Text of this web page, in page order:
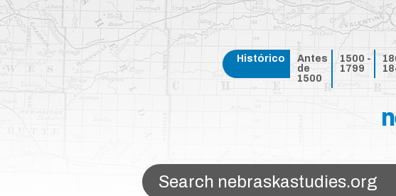
Skip to main content
Histórico
Antes
de
1500
1500 -
1799
Search Nebraska Studies